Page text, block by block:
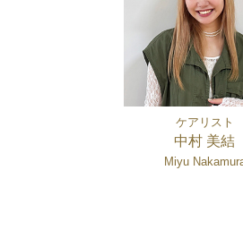
ケアリスト
中村 美結
Miyu